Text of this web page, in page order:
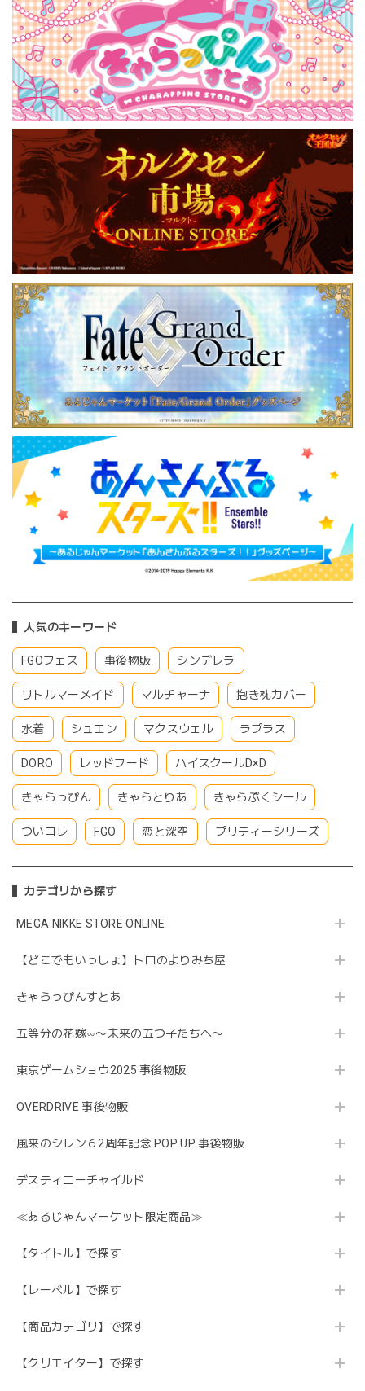
人気のキーワード
FGOフェス 事後物販 シンデレラ
リトルマーメイド マルチャーナ 抱き枕カバー
水着 シュエン マクスウェル ラプラス
DORO レッドフード ハイスクールD×D
きゃらっぴん きゃらとりあ きゃらぷくシール
ついコレ FGO 恋と深空 プリティーシリーズ
カテゴリから探す
MEGA NIKKE STORE ONLINE
【どこでもいっしょ】トロのよりみち屋
きゃらっぴんすとあ
五等分の花嫁∽〜未来の五つ子たちへ〜
東京ゲームショウ2025 事後物販
OVERDRIVE 事後物販
風来のシレン６2周年記念 POP UP 事後物販
デスティニーチャイルド
≪あるじゃんマーケット限定商品≫
【タイトル】で探す
【レーベル】で探す
【商品カテゴリ】で探す
【クリエイター】で探す